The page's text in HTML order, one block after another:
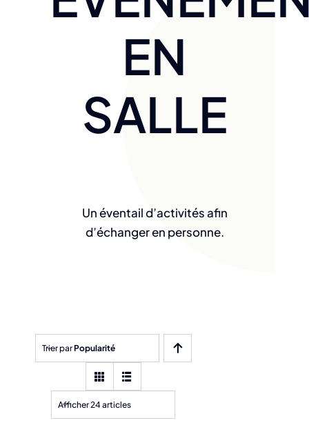
EN
SALLE
Un éventail d’activités afin
d’échanger en personne.
Trier parPopularité
Afficher 24 articles